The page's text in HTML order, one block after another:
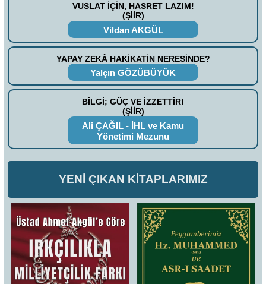
VUSLAT İÇİN, HASRET LAZIM!
(ŞİİR)
Vildan AKGÜL
YAPAY ZEKÂ HAKİKATİN NERESİNDE?
Yalçın GÖZÜBÜYÜK
BİLGİ; GÜÇ VE İZZETTİR!
(ŞİİR)
Ali ÇAĞIL - İHL ve Kamu
Yönetimi Mezunu
YENİ ÇIKAN KİTAPLARIMIZ